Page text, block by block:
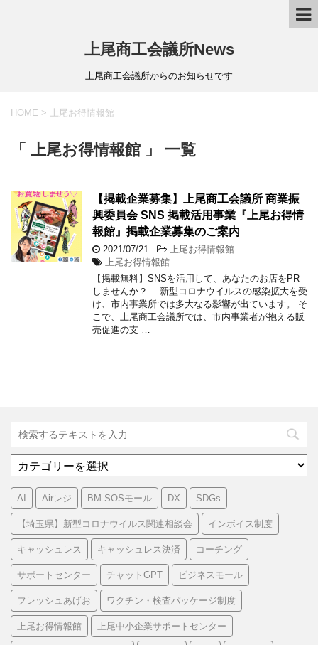
上尾商工会議所News
上尾商工会議所からのお知らせです
HOME > 上尾お得情報館
「 上尾お得情報館 」 一覧
【掲載企業募集】上尾商工会議所 商業振
興委員会 SNS 掲載活用事業『上尾お得情
報館』掲載企業募集のご案内
2021/07/21 - 上尾お得情報館
上尾お得情報館
【掲載無料】SNSを活用して、あなたのお店をPR
しませんか？ 新型コロナウイルスの感染拡大を受
け、市内事業所では多大なる影響が出ています。 そ
こで、上尾商工会議所では、市内事業者が抱える販
売促進の支 …
テ
ゴ
リ
AI Airレジ BM SOSモール DX SDGs
【埼玉県】新型コロナウイルス関連相談会 インボイス制度
キャッシュレス キャッシュレス決済 コーチング
サポートセンター チャットGPT ビジネスモール
フレッシュあげお ワクチン・検査パッケージ制度
上尾お得情報館 上尾中小企業サポートセンター